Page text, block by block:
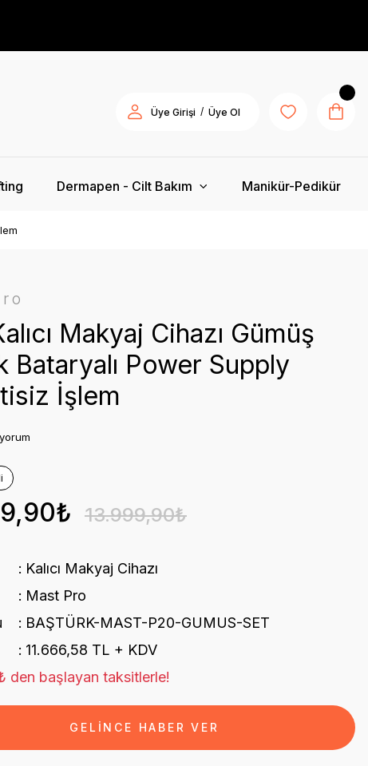
Üye Girişi / Üye Ol
Dermapen - Cilt Bakım Manikür-Pedikür
Makyaj Cihazı Gümüş
Bataryalı Power Supply
İşlem
13.999,90₺
Kalıcı Makyaj Cihazı
Mast Pro
BAŞTÜRK-MAST-P20-GUMUS-SET
11.666,58 TL + KDV
den başlayan taksitlerle!
GELİNCE HABER VER